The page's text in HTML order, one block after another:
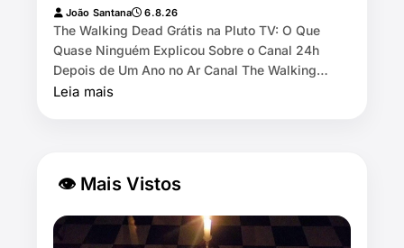
João Santana 6.8.26
The Walking Dead Grátis na Pluto TV: O Que
Quase Ninguém Explicou Sobre o Canal 24h
Depois de Um Ano no Ar Canal The Walking
Dead by AMC exibe as 11 temporadas de graça
Leia mais
👁 Mais Vistos